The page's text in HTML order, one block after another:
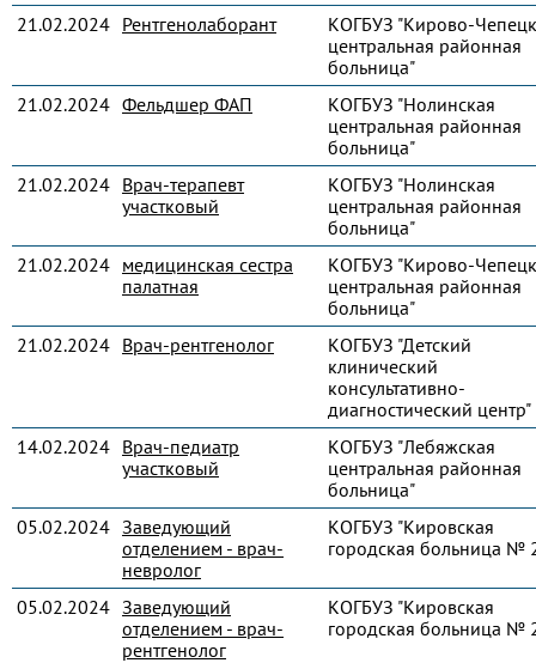
21.02.2024 Рентгенолаборант
КОГБУЗ "Кирово-
центральная районная
больница"
21.02.2024 Фельдшер ФАП
КОГБУЗ "Нолинская
центральная районная
больница"
21.02.2024 Врач-терапевт
участковый
КОГБУЗ "Нолинская
центральная районная
больница"
21.02.2024 медицинская сестра
палатная
КОГБУЗ "Кирово-
центральная районная
больница"
21.02.2024 Врач-рентгенолог
КОГБУЗ "Детский
клинический
консультативно-
диагностический центр"
14.02.2024 Врач-педиатр
участковый
КОГБУЗ "Лебяжская
центральная районная
больница"
05.02.2024 Заведующий
отделением - врач-
невролог
КОГБУЗ "Кировская
городская больница №
05.02.2024 Заведующий
отделением - врач-
рентгенолог
КОГБУЗ "Кировская
городская больница №